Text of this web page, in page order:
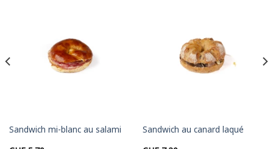
Sandwich mi-blanc au salami Sandwich au canard laqué